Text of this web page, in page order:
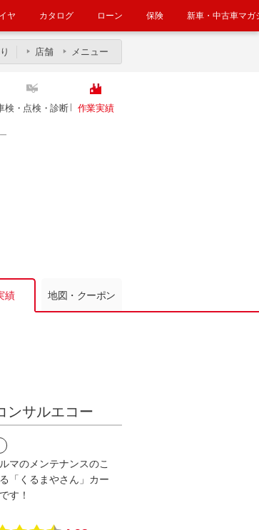
ヤ カタログ ローン 保険 新車・中古車マガ
店舗 メニュー
検・点検・診断 作業実績
績 地図・クーポン
ンサルエコー
マのメンテナンスのこ
「くるまやさん」カー
す！